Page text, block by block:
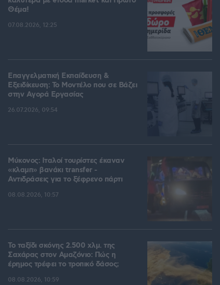
Θέμα!
07.08.2026, 12:25
Επαγγελματική Εκπαίδευση &
Εξειδίκευση: Το Mοντέλο που σε Bάζει
στην Aγορά Eργασίας
26.07.2026, 09:54
Μύκονος: Ιταλοί τουρίστες έκαναν
«κλαμπ» βανάκι transfer -
Αντιδράσεις για το ξέφρενο πάρτι
08.08.2026, 10:57
Το ταξίδι σκόνης 2.500 χλμ. της
Σαχάρας στον Αμαζόνιο: Πώς η
έρημος τρέφει το τροπικό δάσος;
08.08.2026, 10:59